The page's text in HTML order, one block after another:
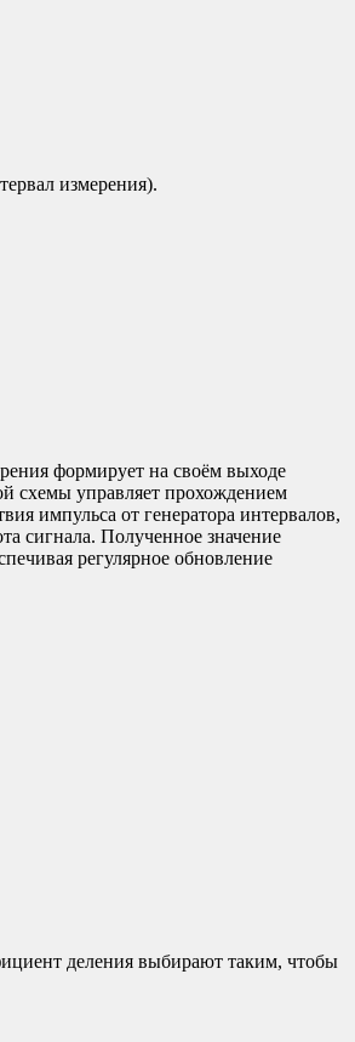
измерения).
формирует на своём выходе
схемы управляет прохождением
импульса от генератора интервалов,
сигнала. Полученное значение
регулярное обновление
деления выбирают таким, чтобы